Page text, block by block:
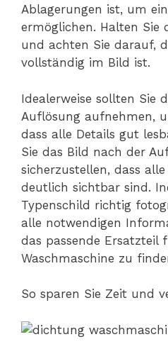
Ablagerungen ist, um
ermöglichen. Halten Sie
und achten Sie darauf,
vollständig im Bild ist.
Idealerweise sollten Sie
Auflösung aufnehmen,
dass alle Details gut
Sie das Bild nach der
sicherzustellen, dass
deutlich sichtbar sind.
Typenschild richtig
alle notwendigen
das passende Ersatzteil
Waschmaschine zu
So sparen Sie Zeit und